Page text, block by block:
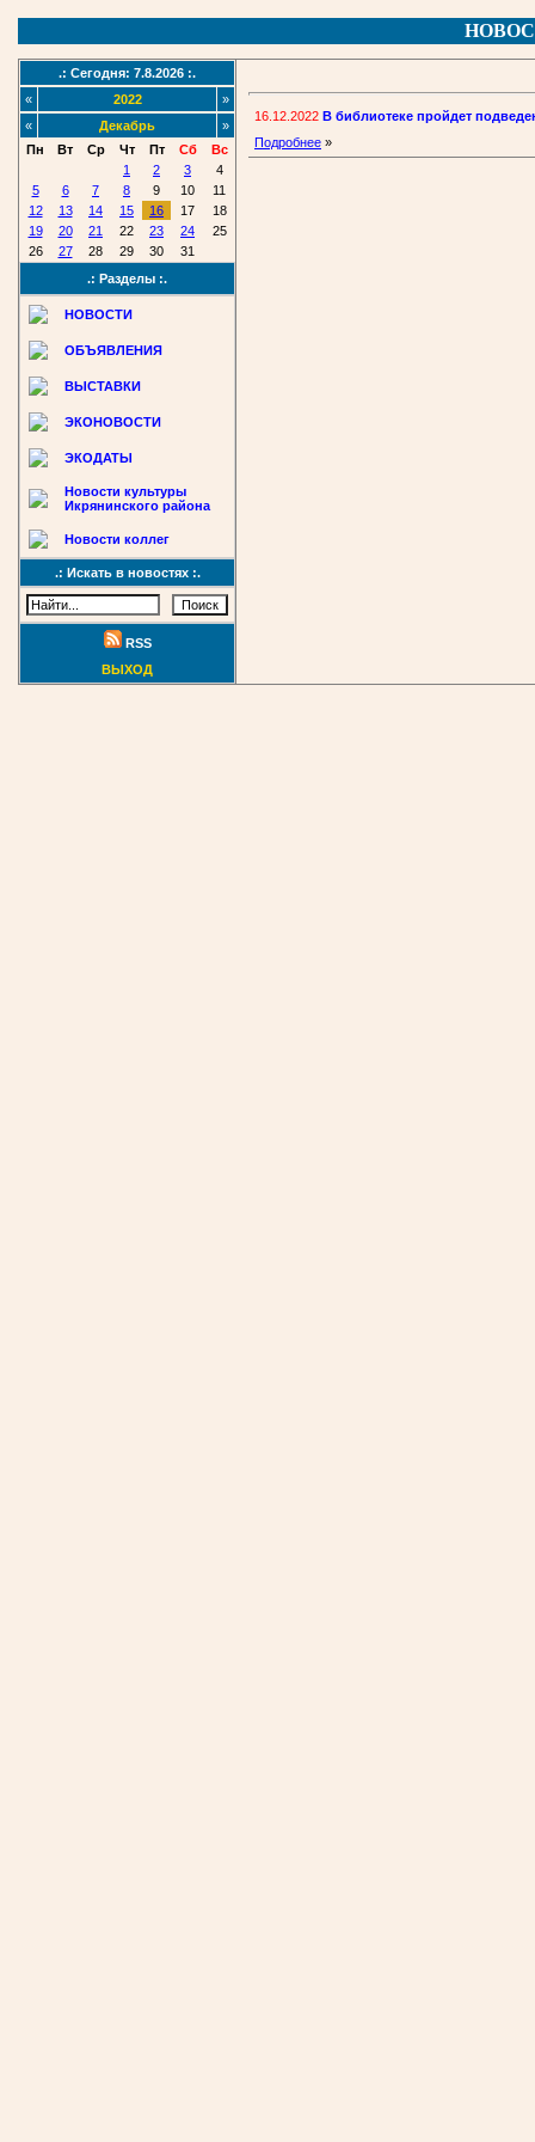
.: Сегодня: 7.8.2026 :.
«
2022
»
«
Декабрь
»
Пн
Вт Ср Чт Пт Сб
Вс
1
2 3
4
5
6 7 8 9 10
11
12
13 14 15 16 17
18
19
20 21 22 23 24
25
26
27 28 29 30
31
.: Разделы :.
НОВОСТИ
ОБЪЯВЛЕНИЯ
ВЫСТАВКИ
ЭКОНОВОСТИ
ЭКОДАТЫ
Новости культуры
Икрянинского района
Новости коллег
.: Искать в новостях :.
RSS
ВЫХОД
16.12.2022 В библиотеке пройдет
Подробнее »